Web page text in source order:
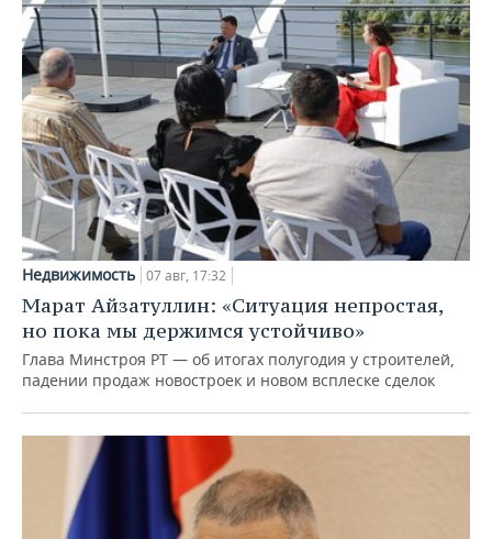
Недвижимость 07 авг, 17:32
Марат Айзатуллин: «Ситуация непростая,
но пока мы держимся устойчиво»
Глава Минстроя РТ — об итогах полугодия у строителей,
падении продаж новостроек и новом всплеске сделок